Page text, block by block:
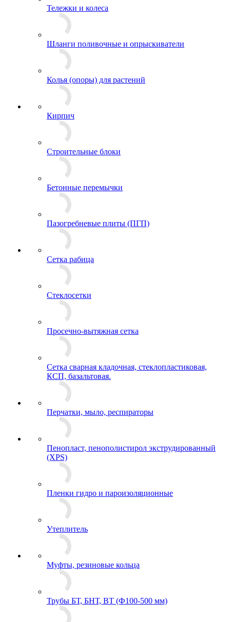
Тележки и колеса
Шланги поливочные и опрыскиватели
Колья (опоры) для растений
Кирпич
Строительные блоки
Бетонные перемычки
Пазогребневые плиты (ПГП)
Сетка рабица
Стеклосетки
Просечно-вытяжная сетка
Сетка сварная кладочная, стеклопластиковая,
КСП, базальтовая.
Перчатки, мыло, респираторы
Пенопласт, пенополистирол экструдированный
(XPS)
Пленки гидро и пароизоляционные
Утеплитель
Муфты, резиновые кольца
Трубы БТ, БНТ, ВТ (Ф100-500 мм)